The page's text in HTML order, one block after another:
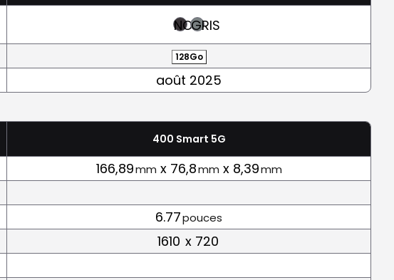
NOIRGRIS
128Go
août 2025
400 Smart 5G
166,89mm x 76,8mm x 8,39mm
6.77pouces
1610 x 720